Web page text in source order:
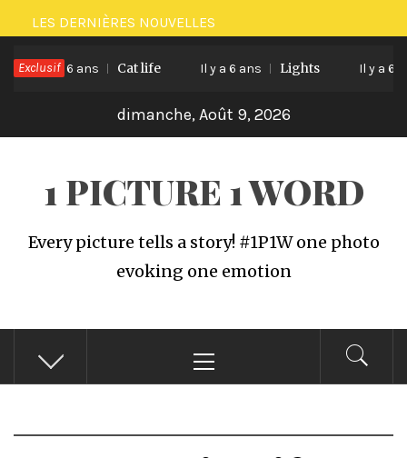
Passer
au
contenu
LES DERNIÈRES NOUVELLES
Exclusif
Il y a 6 ans Cat life Il y a 6 ans Lights Il y a 6 ans
dimanche, Août 9, 2026
1 PICTURE 1 WORD
Every picture tells a story! #1P1W one photo
evoking one emotion
principal